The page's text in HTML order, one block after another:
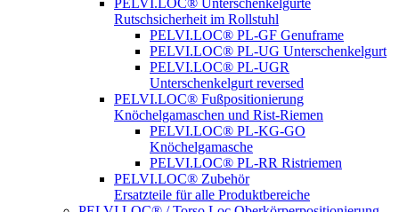
PELVI.LOC® Unterschenkelgurte
Rutschsicherheit im Rollstuhl
PELVI.LOC® PL-GF Genuframe
PELVI.LOC® PL-UG Unterschenkelgurt
PELVI.LOC® PL-UGR
Unterschenkelgurt reversed
PELVI.LOC® Fußpositionierung
Knöchelgamaschen und Rist-Riemen
PELVI.LOC® PL-KG-GO
Knöchelgamasche
PELVI.LOC® PL-RR Ristriemen
PELVI.LOC® Zubehör
Ersatzteile für alle Produktbereiche